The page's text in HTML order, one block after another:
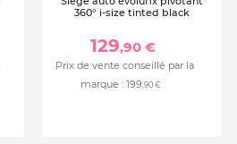
360° i-size tinted black
129,90 €
Prix de vente conseillé par la
marque : 199,90 €